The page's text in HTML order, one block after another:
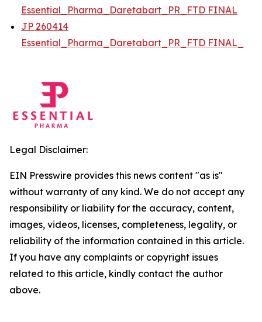
Essential_Pharma_Daretabart_PR_FTD FINAL
JP 260414
Essential_Pharma_Daretabart_PR_FTD FINAL_
Legal Disclaimer:
EIN Presswire provides this news content "as is"
without warranty of any kind. We do not accept any
responsibility or liability for the accuracy, content,
images, videos, licenses, completeness, legality, or
reliability of the information contained in this article.
If you have any complaints or copyright issues
related to this article, kindly contact the author
above.